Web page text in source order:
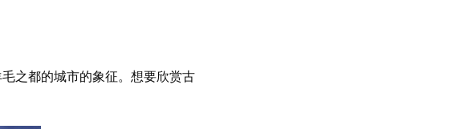
之都的城市的象征。想要欣赏古